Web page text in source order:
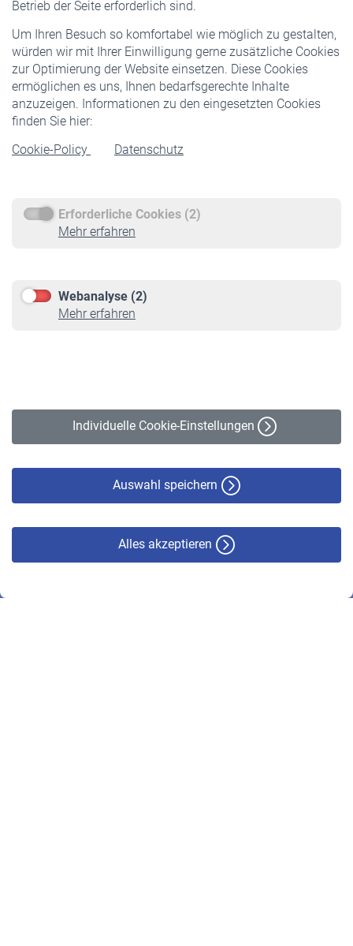
Betrieb der Seite erforderlich sind.
Um Ihren Besuch so komfortabel wie möglich zu gestalten,
würden wir mit Ihrer Einwilligung gerne zusätzliche Cookies
zur Optimierung der Website einsetzen. Diese Cookies
ermöglichen es uns, Ihnen bedarfsgerechte Inhalte
anzuzeigen. Informationen zu den eingesetzten Cookies
finden Sie hier:
Cookie-Policy
Datenschutz
Erforderliche Cookies (2)
Mehr erfahren
Webanalyse (2)
Mehr erfahren
Individuelle Cookie-Einstellungen
Auswahl speichern
Alles akzeptieren
Staatliche Förderung
Veranstaltungen
Rentner
Rentenbeginn
Rente beantragen
Service
Informationen
Online-Rechner
VBLnewsletter
Erklärung zur Barrierefreiheit
© VBL 2026